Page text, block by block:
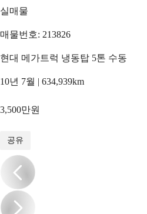
실매물
매물번호: 213826
현대 메가트럭 냉동탑 5톤 수동
10년 7월 | 634,939km
3,500만원
공유
/18